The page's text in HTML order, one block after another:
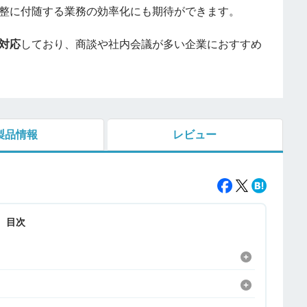
に付随する業務の効率化にも期待ができます。
応しており、商談や社内会議が多い企業におすすめ
品情報 レビュー
目次